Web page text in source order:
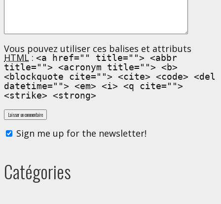
Vous pouvez utiliser ces balises et attributs
HTML : <a href="" title=""> <abbr
title=""> <acronym title=""> <b>
<blockquote cite=""> <cite> <code> <del
datetime=""> <em> <i> <q cite="">
<strike> <strong>
Sign me up for the newsletter!
Catégories